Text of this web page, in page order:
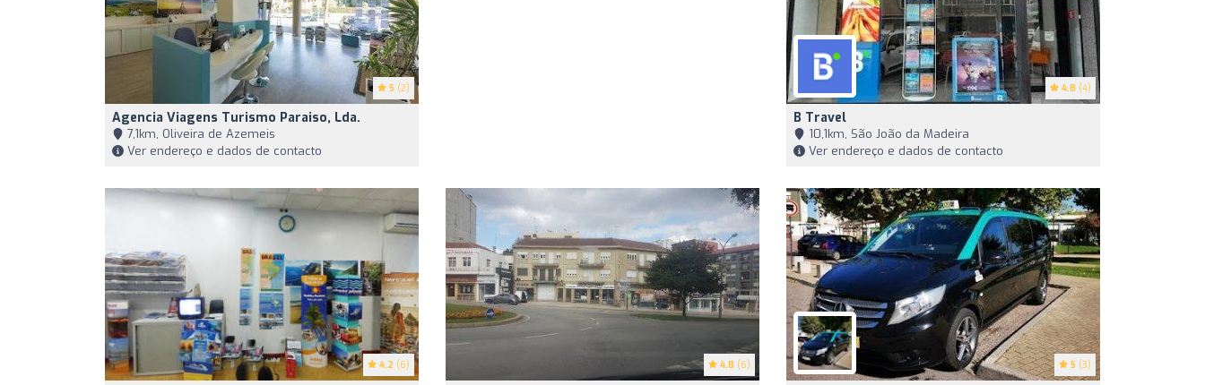
5 (2)
Agencia Viagens Turismo Paraiso, Lda.
7,1km, Oliveira de Azemeis
Ver endereço e dados de contacto
4.8 (4)
B Travel
10,1km, São João da Madeira
Ver endereço e dados de contacto
4.2 (6) 4.8 (6) 5 (3)